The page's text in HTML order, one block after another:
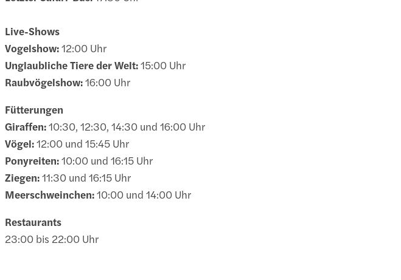
Live-Shows
Vogelshow:12:00 Uhr
Unglaubliche Tiere der Welt:15:00 Uhr
Raubvögelshow:16:00 Uhr
Fütterungen
Giraffen:10:30, 12:30, 14:30 und 16:00 Uhr
Vögel:12:00 und 15:45 Uhr
Ponyreiten:10:00 und 16:15 Uhr
Ziegen:11:30 und 16:15 Uhr
Meerschweinchen:10:00 und 14:00 Uhr
Restaurants
23:00 bis 22:00 Uhr